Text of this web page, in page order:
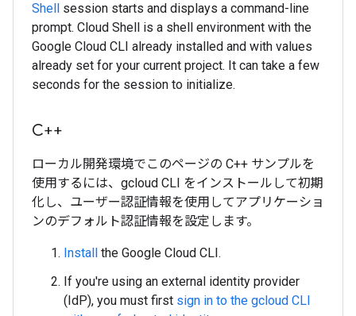
Shell session starts and displays a command-line
prompt. Cloud Shell is a shell environment with the
Google Cloud CLI already installed and with values
already set for your current project. It can take a few
seconds for the session to initialize.
C++
ローカル開発環境でこのページの C++ サンプルを
使用するには、gcloud CLI をインストールして初期
化し、ユーザー認証情報を使用してアプリケーショ
ンのデフォルト認証情報を設定します。
Install the Google Cloud CLI.
If you're using an external identity provider
(IdP), you must first sign in to the gcloud CLI